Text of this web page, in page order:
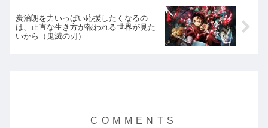
炭治朗を力いっぱい応援したくなるの
は、正直な生き方が報われる世界が見た
いから（鬼滅の刃）